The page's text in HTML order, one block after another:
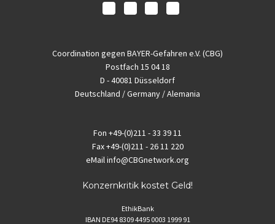
Coordination gegen BAYER-Gefahren e.V. (CBG)
Postfach 15 04 18
D - 40081 Düsseldorf
Deutschland / Germany / Alemania
Fon +49-(0)211 - 33 39 11
Fax+49-(0)211 - 26 11 220
eMailinfo@CBGnetwork.org
Konzernkritik kostet Geld!
EthikBank
IBAN DE94 8309 4495 0003 1999 91